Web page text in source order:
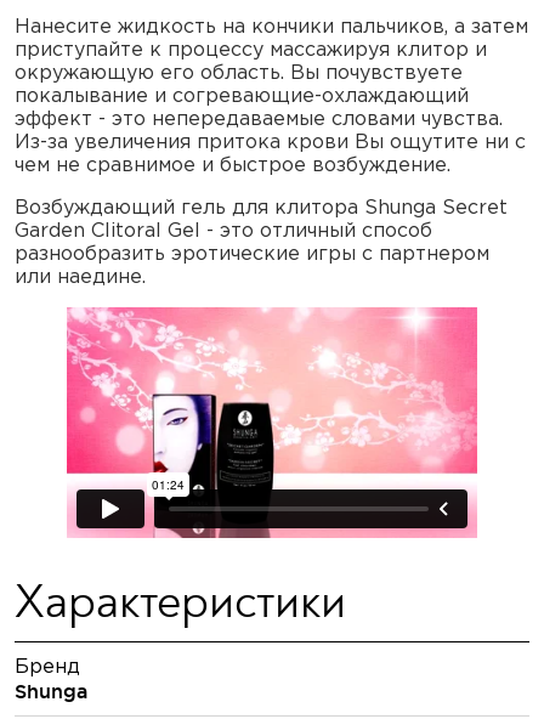
Нанесите жидкость на кончики пальчиков, а затем
приступайте к процессу массажируя клитор и
окружающую его область. Вы почувствуете
покалывание и согревающие-охлаждающий
эффект - это непередаваемые словами чувства.
Из-за увеличения притока крови Вы ощутите ни с
чем не сравнимое и быстрое возбуждение.
Возбуждающий гель для клитора Shunga Secret
Garden Clitoral Gel - это отличный способ
разнообразить эротические игры с партнером
или наедине.
Характеристики
Бренд
Shunga